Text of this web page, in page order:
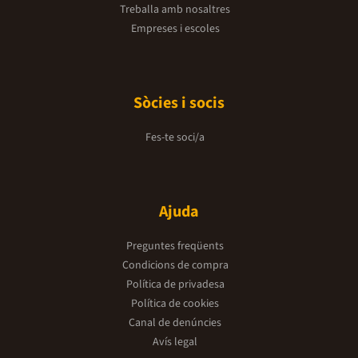
Treballa amb nosaltres
Empreses i escoles
Sòcies i socis
Fes-te soci/a
Ajuda
Preguntes freqüents
Condicions de compra
Política de privadesa
Política de cookies
Canal de denúncies
Avís legal